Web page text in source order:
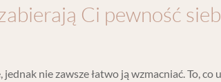
Ci pewność
jednak nie zawsze łatwo ją wzmacniać. To,